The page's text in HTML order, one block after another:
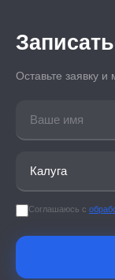
Оставьте заявку
Соглашаюсь с